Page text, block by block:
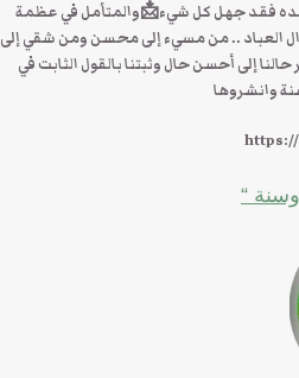
فقد جهل كل شيء📩والمتأمل في عظمة
العباد .. من مسيء إلى محسن ومن شقي إلى
إلى أحسن حال وثبتنا بالقول الثابت في
وانشروها
“